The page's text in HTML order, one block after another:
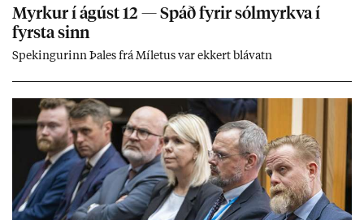
Myrk­ur í ág­úst 12 — Spáð fyr­ir sól­myrkva í
fyrsta sinn
Spek­ing­ur­inn Þa­les frá Míletus var ekk­ert blá­vatn